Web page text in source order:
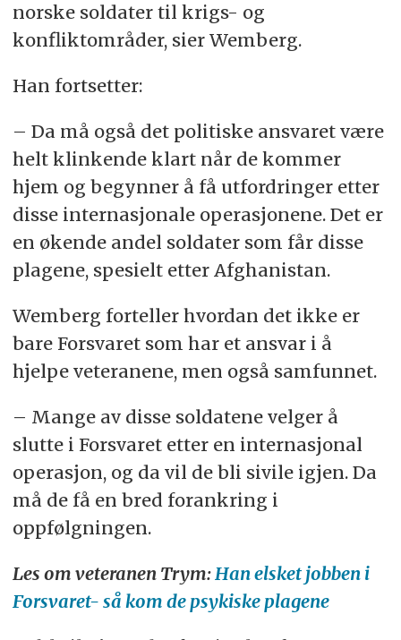
norske soldater til krigs- og
konfliktområder, sier Wemberg.
Han fortsetter:
– Da må også det politiske ansvaret være
helt klinkende klart når de kommer
hjem og begynner å få utfordringer etter
disse internasjonale operasjonene. Det er
en økende andel soldater som får disse
plagene, spesielt etter Afghanistan.
Wemberg forteller hvordan det ikke er
bare Forsvaret som har et ansvar i å
hjelpe veteranene, men også samfunnet.
– Mange av disse soldatene velger å
slutte i Forsvaret etter en internasjonal
operasjon, og da vil de bli sivile igjen. Da
må de få en bred forankring i
oppfølgningen.
Les om veteranen Trym: Han elsket jobben i
Forsvaret- så kom de psykiske plagene